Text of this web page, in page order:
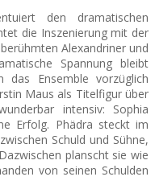
den dramatischen
die Inszenierung mit der
Alexandriner und
Spannung bleibt
Ensemble vorzüglich
Maus als Titelfigur über
intensiv: Sophia
Erfolg. Phädra steckt im
Schuld und Sühne,
planscht sie wie
von seinen Schulden